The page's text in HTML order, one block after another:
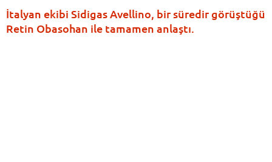
İtalyan ekibi Sidigas Avellino, bir süredir görüştüğü
Retin Obasohan ile tamamen anlaştı.